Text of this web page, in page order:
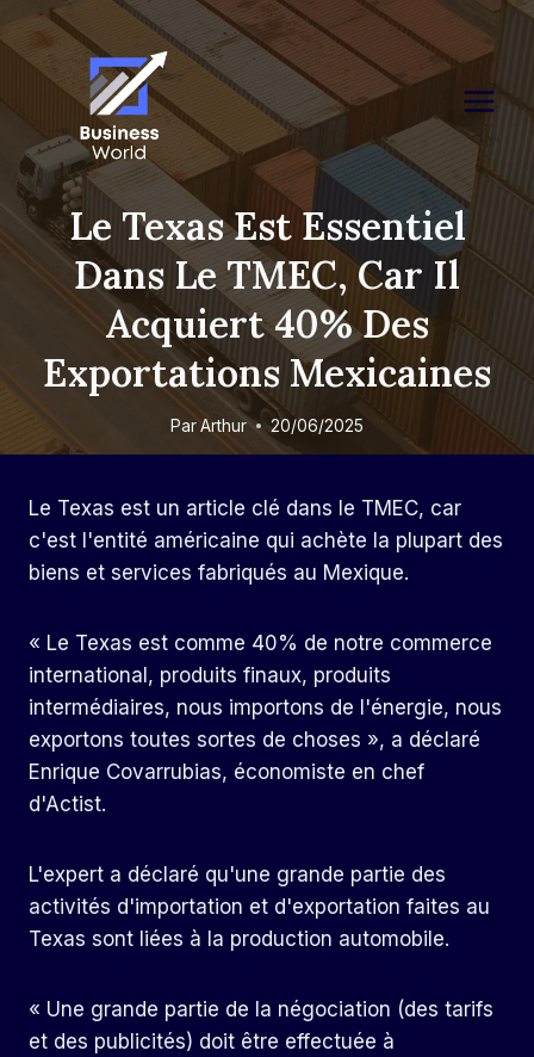
to
content
Le Texas Est Essentiel
Dans Le TMEC, Car Il
Acquiert 40% Des
Exportations Mexicaines
ParArthur 20/06/2025
Le Texas est un article clé dans le TMEC, car
c'est l'entité américaine qui achète la plupart des
biens et services fabriqués au Mexique.
« Le Texas est comme 40% de notre commerce
international, produits finaux, produits
intermédiaires, nous importons de l'énergie, nous
exportons toutes sortes de choses », a déclaré
Enrique Covarrubias, économiste en chef
d'Actist.
L'expert a déclaré qu'une grande partie des
activités d'importation et d'exportation faites au
Texas sont liées à la production automobile.
« Une grande partie de la négociation (des tarifs
et des publicités) doit être effectuée à